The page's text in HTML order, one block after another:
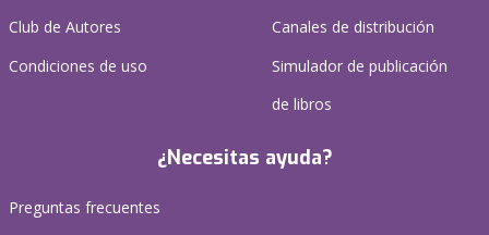
Club de Autores
Condiciones de uso
Canales de distribución
Simulador de publicación
de libros
¿Necesitas ayuda?
Preguntas frecuentes